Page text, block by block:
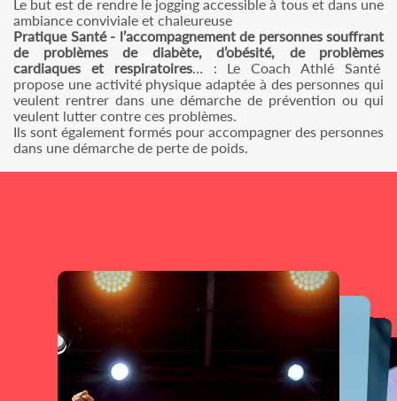
Le but est de rendre le jogging accessible à tous et dans une
ambiance conviviale et chaleureuse
Pratique Santé - l’accompagnement de personnes souffrant
de problèmes de diabète, d’obésité, de problèmes
cardiaques et respiratoires… : Le Coach Athlé Santé
propose une activité physique adaptée à des personnes qui
veulent rentrer dans une démarche de prévention ou qui
veulent lutter contre ces problèmes.
Ils sont également formés pour accompagner des personnes
dans une démarche de perte de poids.